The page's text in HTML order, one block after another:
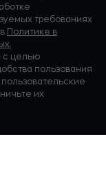
требованиях
Политике в
с целью
пользования
их